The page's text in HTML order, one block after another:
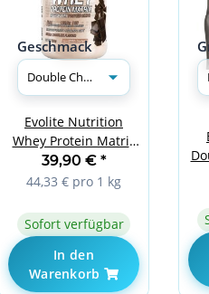
Geschmack
Evolite Nutrition
Whey Protein Matrix
900g Double
Chocolate
39,90 € *
44,33 € pro 1 kg
Sofort verfügbar
In den
Warenkorb